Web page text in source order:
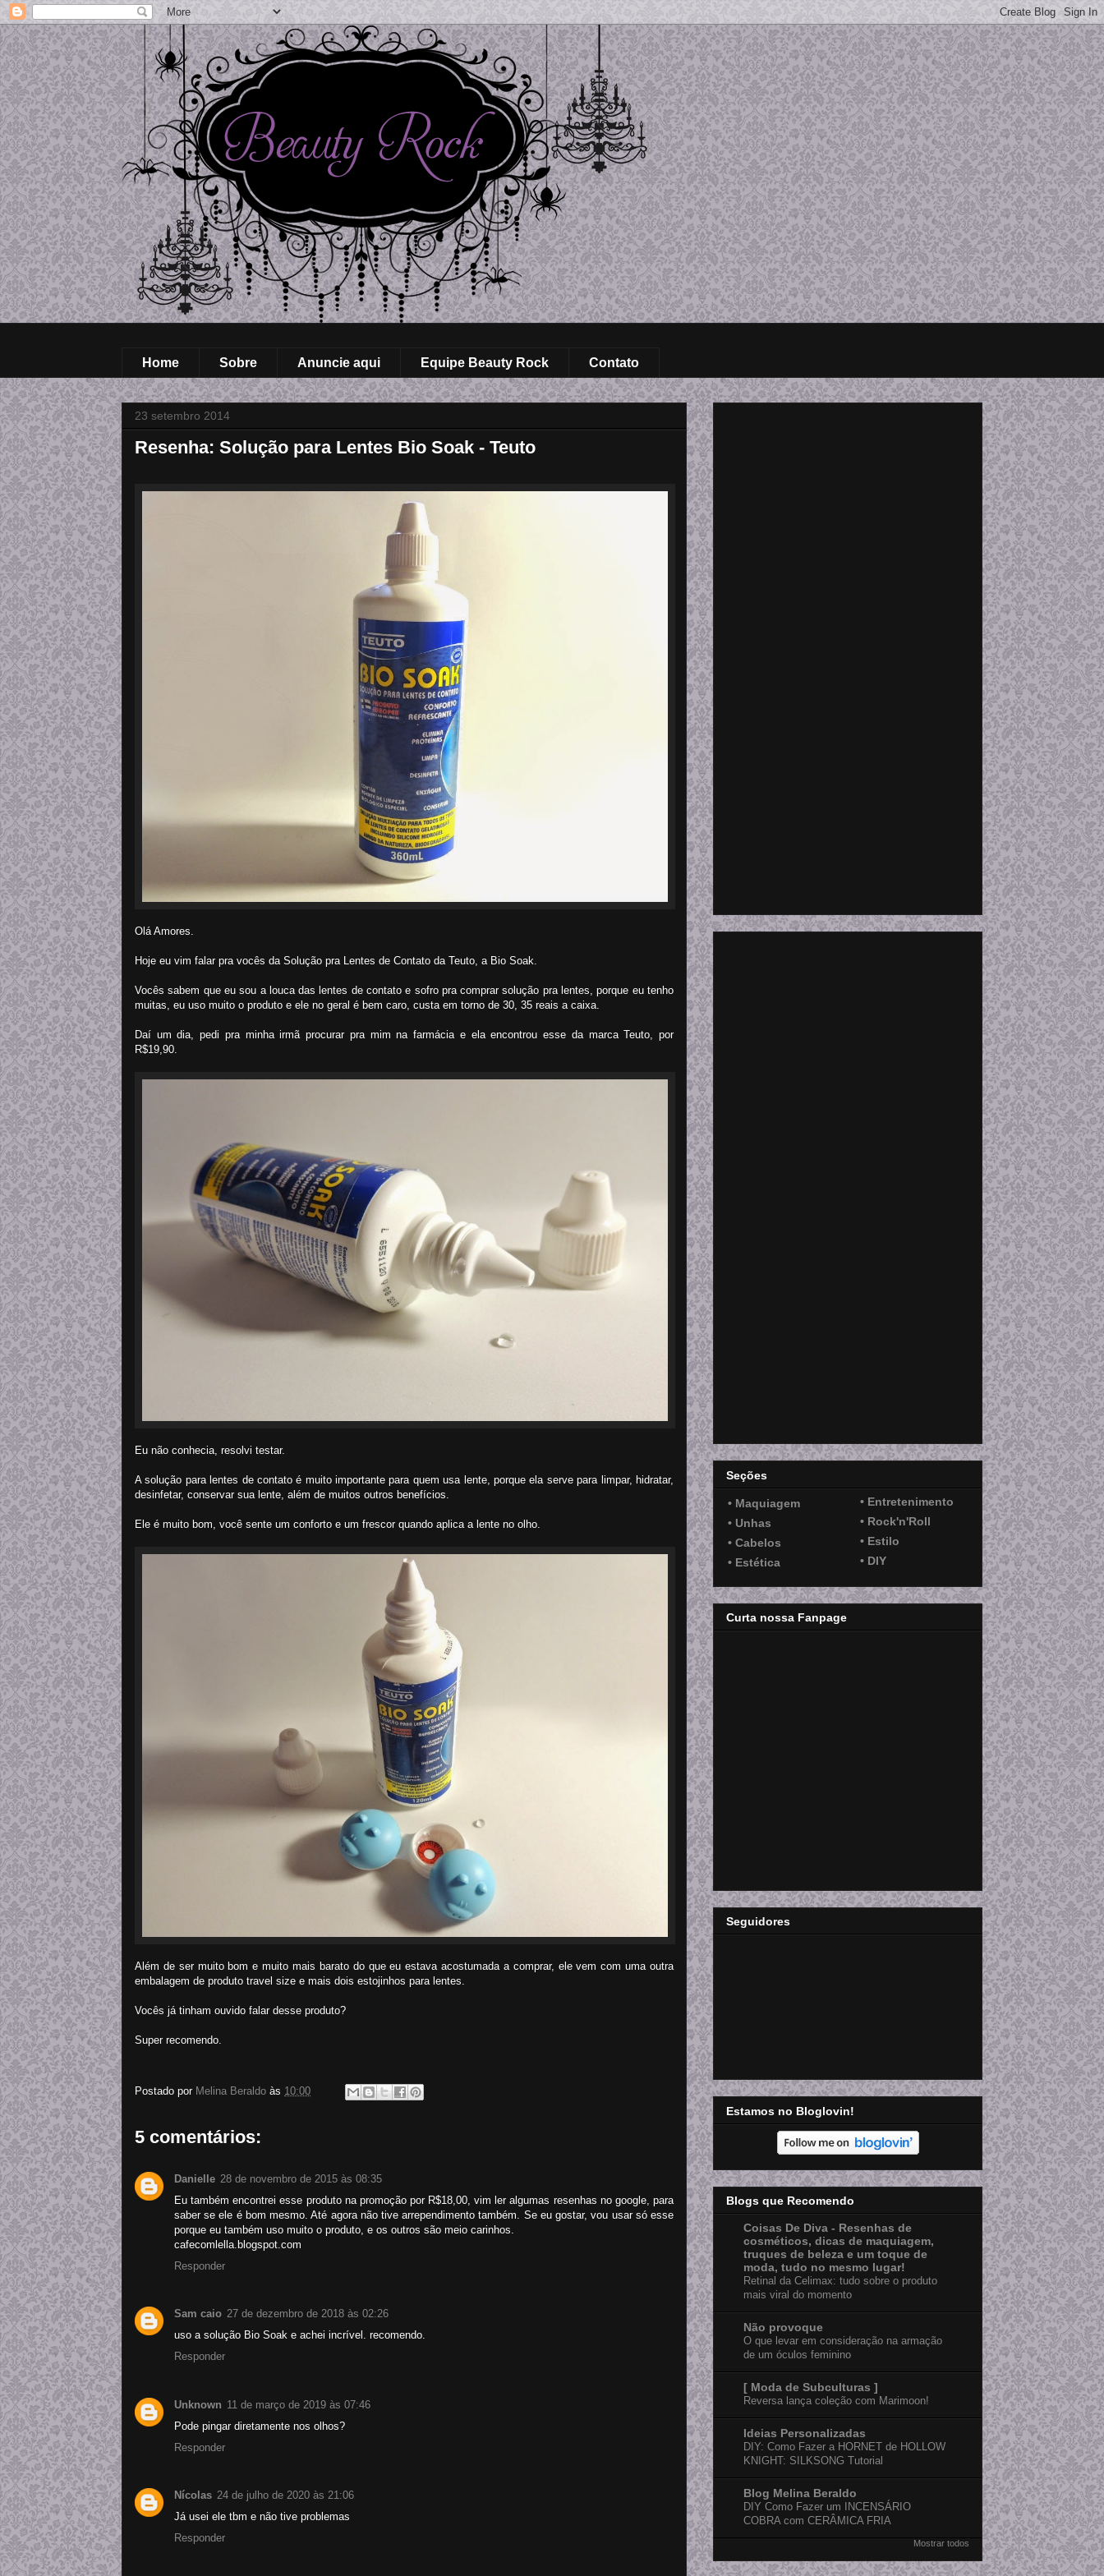
Home Sobre Anuncie aqui Equipe Beauty Rock Contato
23 setembro 2014
Resenha: Solução para Lentes Bio Soak - Teuto
Olá Amores.
Hoje eu vim falar pra vocês da Solução pra Lentes de Contato da Teuto, a Bio Soak.
Vocês sabem que eu sou a louca das lentes de contato e sofro pra comprar solução pra lentes, porque eu tenho
muitas, eu uso muito o produto e ele no geral é bem caro, custa em torno de 30, 35 reais a caixa.
Daí um dia, pedi pra minha irmã procurar pra mim na farmácia e ela encontrou esse da marca Teuto, por
R$19,90.
Eu não conhecia, resolvi testar.
A solução para lentes de contato é muito importante para quem usa lente, porque ela serve para limpar, hidratar,
desinfetar, conservar sua lente, além de muitos outros benefícios.
Ele é muito bom, você sente um conforto e um frescor quando aplica a lente no olho.
Além de ser muito bom e muito mais barato do que eu estava acostumada a comprar, ele vem com uma outra
embalagem de produto travel size e mais dois estojinhos para lentes.
Vocês já tinham ouvido falar desse produto?
Super recomendo.
Postado por Melina Beraldo às 10:00
5 comentários:
Danielle 28 de novembro de 2015 às 08:35
Eu também encontrei esse produto na promoção por R$18,00, vim ler algumas resenhas no google, para
saber se ele é bom mesmo. Até agora não tive arrependimento também. Se eu gostar, vou usar só esse
porque eu também uso muito o produto, e os outros são meio carinhos.
cafecomlella.blogspot.com
Responder
Sam caio 27 de dezembro de 2018 às 02:26
uso a solução Bio Soak e achei incrível. recomendo.
Responder
Unknown 11 de março de 2019 às 07:46
Pode pingar diretamente nos olhos?
Responder
Nícolas 24 de julho de 2020 às 21:06
Já usei ele tbm e não tive problemas
Responder
Seções
• Maquiagem
• Entretenimento
• Unhas
• Rock'n'Roll
• Cabelos
• Estilo
• Estética
• DIY
Curta nossa Fanpage
Seguidores
Estamos no Bloglovin!
Blogs que Recomendo
Coisas De Diva - Resenhas de
cosméticos, dicas de maquiagem,
truques de beleza e um toque de
moda, tudo no mesmo lugar!
Retinal da Celimax: tudo sobre o produto
mais viral do momento
Não provoque
O que levar em consideração na armação
de um óculos feminino
[ Moda de Subculturas ]
Reversa lança coleção com Marimoon!
Ideias Personalizadas
DIY: Como Fazer a HORNET de HOLLOW
KNIGHT: SILKSONG Tutorial
Blog Melina Beraldo
DIY Como Fazer um INCENSÁRIO
COBRA com CERÂMICA FRIA
Mostrar todos